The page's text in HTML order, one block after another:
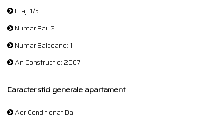
Etaj: 1/5
Numar Bai: 2
Numar Balcoane: 1
An Constructie: 2007
Caracteristici generale apartament
Aer Conditionat:Da